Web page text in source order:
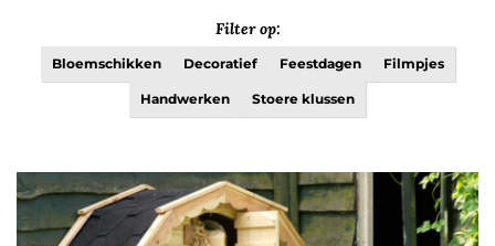
Filter op:
Bloemschikken Decoratief Feestdagen Filmpjes
Handwerken Stoere klussen